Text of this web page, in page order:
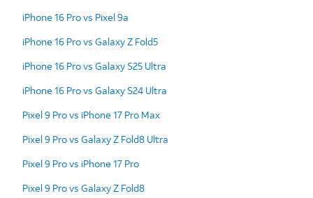
iPhone 16 Pro vs Pixel 9a
iPhone 16 Pro vs Galaxy Z Fold5
iPhone 16 Pro vs Galaxy S25 Ultra
iPhone 16 Pro vs Galaxy S24 Ultra
Pixel 9 Pro vs iPhone 17 Pro Max
Pixel 9 Pro vs Galaxy Z Fold8 Ultra
Pixel 9 Pro vs iPhone 17 Pro
Pixel 9 Pro vs Galaxy Z Fold8